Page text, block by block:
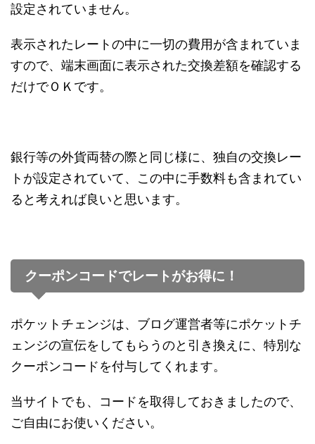
設定されていません。
表示されたレートの中に一切の費用が含まれていま
すので、端末画面に表示された交換差額を確認する
だけでＯＫです。
銀行等の外貨両替の際と同じ様に、独自の交換レー
トが設定されていて、この中に手数料も含まれてい
ると考えれば良いと思います。
クーポンコードでレートがお得に！
ポケットチェンジは、ブログ運営者等にポケットチ
ェンジの宣伝をしてもらうのと引き換えに、特別な
クーポンコードを付与してくれます。
当サイトでも、コードを取得しておきましたので、
ご自由にお使いください。